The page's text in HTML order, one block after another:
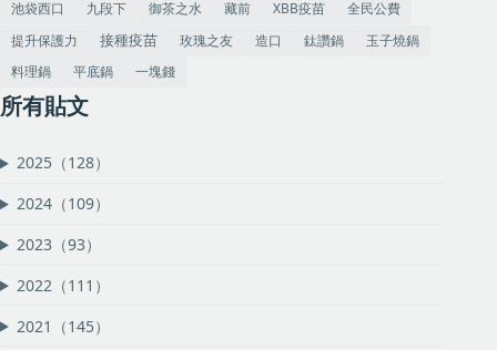
池袋西口
九段下 御茶之水 藏前 XBB疫苗
全民公費
提升保護力
接種疫苗 玫瑰之友 造口 鈦讚鍋
玉子燒鍋
料理鍋
平底鍋 一塊錢
所有貼文
2025（128）
2024（109）
2023（93）
2022（111）
2021（145）